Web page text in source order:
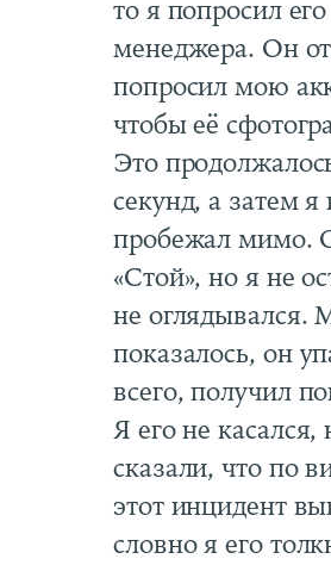
то я попросил
менеджера. Он
попросил мою
чтобы её
Это
секунд, а затем я
пробежал мимо.
«Стой», но я не
не оглядывался.
показалось, он
всего, получил
Я его не
сказали, что по
этот инцидент
словно я его